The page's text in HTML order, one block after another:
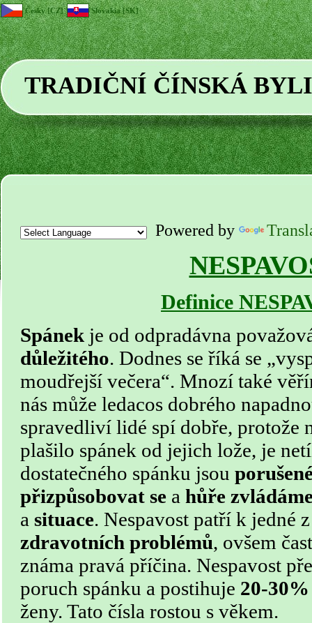
TRADIČNÍ ČÍNSKÁ
Česky [CZ] Slovakia [SK]
Powered by
Definice
Spánek je od odpradávna
důležitého. Dodnes se říká se
moudřejší večera“. Mnozí také
nás může ledacos dobrého
spravedliví lidé spí dobře, protože
plašilo spánek od jejich lože, je
dostatečného spánku jsou
přizpůsobovat se a hůře
a situace. Nespavost patří k jedné
zdravotních problémů, ovšem
známa pravá příčina. Nespavost
poruch spánku a postihuje 20-
ženy. Tato čísla rostou s věkem.